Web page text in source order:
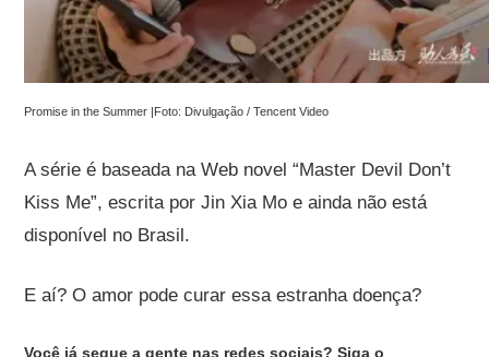
Promise in the Summer |Foto: Divulgação / Tencent Video
A série é baseada na Web novel “Master Devil Don’t
Kiss Me”, escrita por Jin Xia Mo e ainda não está
disponível no Brasil.
E aí? O amor pode curar essa estranha doença?
Você já segue a gente nas redes sociais? Siga o